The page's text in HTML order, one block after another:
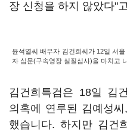
장 신청을 하지 않았다"
윤석열씨 배우자 김건희씨가 12일 서
자 심문(구속영장 실질심사)을 마치고
김건희특검은 18일 김
의혹에 연루된 김예성
했습니다. 하지만 김건